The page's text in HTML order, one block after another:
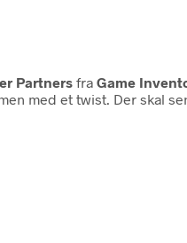
Partners fra Game
med et twist. Der skal